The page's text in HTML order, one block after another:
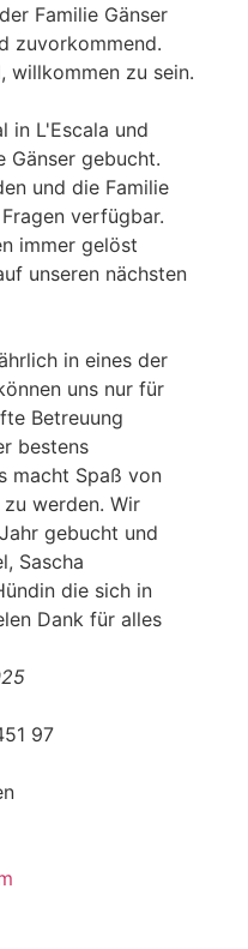
Familie Gänser
zuvorkommend.
willkommen zu sein.
in L'Escala und
Gänser gebucht.
und die Familie
verfügbar.
immer gelöst
unseren nächsten
in eines der
uns nur für
Betreuung
bestens
macht Spaß von
werden. Wir
gebucht und
Sascha
die sich in
Dank für alles
97